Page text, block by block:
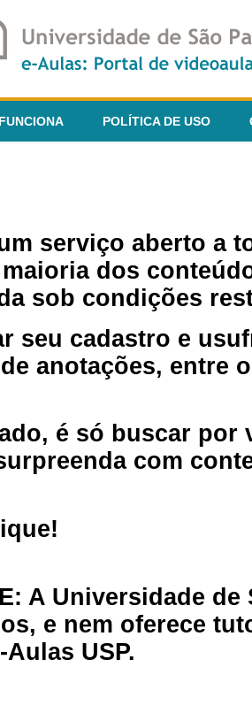
POLÍTICA DE USO
serviço aberto a
dos
sob condições
seu cadastro e
anotações, entre
é só buscar por
com
A Universidade
e nem oferece
USP.